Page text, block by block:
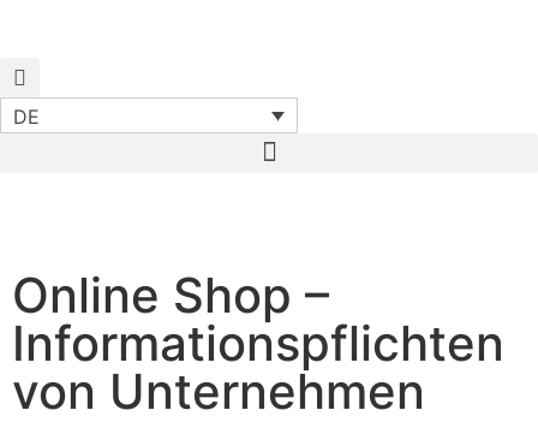
DE
Online Shop –
Informationspflichten
von Unternehmen